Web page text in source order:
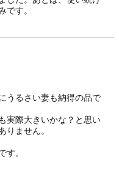
です。
うるさい妻も納得の品で
実際大きいかな？と思い
りません。
す。